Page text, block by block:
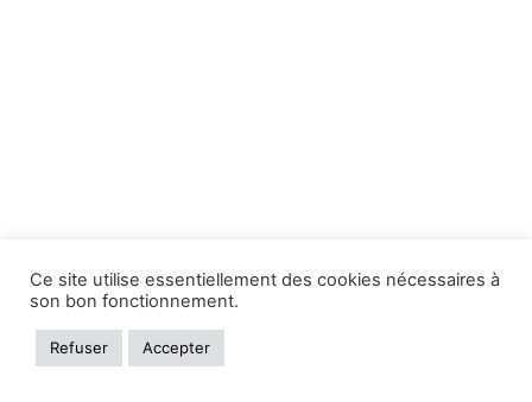
Ce site utilise essentiellement des cookies nécessaires à
son bon fonctionnement.
Refuser Accepter